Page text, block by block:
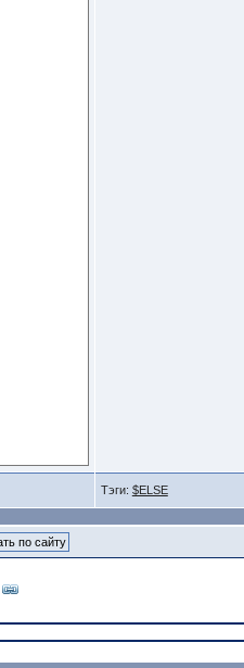
Тэги: $ELSE